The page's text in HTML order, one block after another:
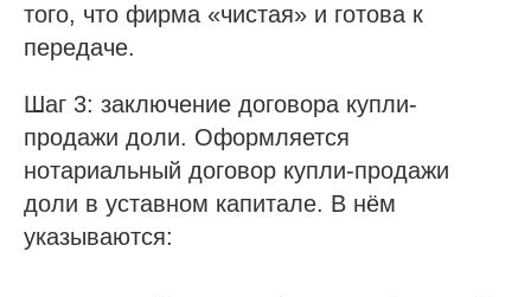
того, что фирма «чистая» и готова к
передаче.
Шаг 3: заключение договора купли-
продажи доли. Оформляется
нотариальный договор купли-продажи
доли в уставном капитале. В нём
указываются: